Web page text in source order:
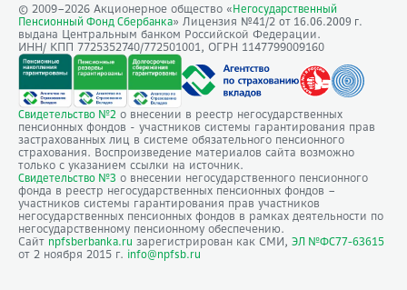
© 2009–2026 Акционерное общество « Негосударственный
Пенсионный Фонд Сбербанка» Лицензия №41/2 от 16.06.2009 г.
выдана Центральным банком Российской Федерации.
ИНН/ КПП 7725352740/772501001, ОГРН 1147799009160
Свидетельство №2 о внесении в реестр негосударственных
пенсионных фондов - участников системы гарантирования прав
застрахованных лиц в системе обязательного пенсионного
страхования. Воспроизведение материалов сайта возможно
только с указанием ссылки на источник.
Свидетельство №3 о внесении негосударственного пенсионного
фонда в реестр негосударственных пенсионных фондов –
участников системы гарантирования прав участников
негосударственных пенсионных фондов в рамках деятельности по
негосударственному пенсионному обеспечению.
Сайт npfsberbanka.ru зарегистрирован как СМИ, ЭЛ №ФС77-63615
от 2 ноября 2015 г. info@npfsb.ru